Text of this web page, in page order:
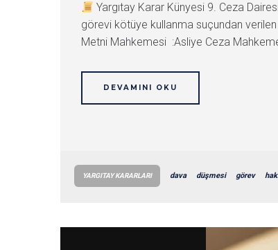
Yargıtay Karar Künyesi 9. Ceza
görevi kötüye kullanma suçundan
Metni Mahkemesi :Asliye Ceza
DEVAMINI OKU
YARGITAY KARARLARI dava düşmesi görev